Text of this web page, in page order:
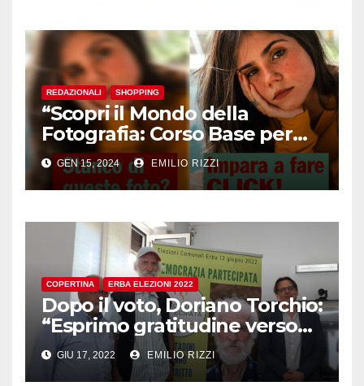
REDAZIONALI SHOPPING
“Scopri il Mondo della
Fotografia: Corso Base per
Aspiranti Fotografi”
GEN 15, 2024 EMILIO RIZZI
COPERTINA ERBA ELEZIONI 2022
Dopo il voto, Doriano Torchio:
“Esprimo gratitudine verso
gli erbesi
GIU 17, 2022 EMILIO RIZZI